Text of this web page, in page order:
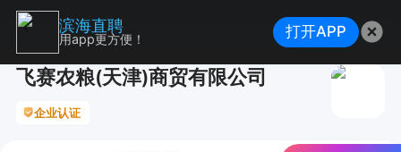
飞赛农粮(天津)商贸有限公司
企业认证
滨海直聘
用app更方便！ 打开APP